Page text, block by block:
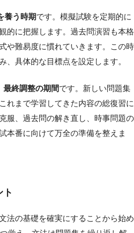
養う時期です。模擬試験を定期的に
的に把握します。過去問演習も本格
や難易度に慣れていきます。この時
、具体的な目標点を設定します。
最終調整の期間です。新しい問題集
れまで学習してきた内容の総復習に
服、過去問の解き直し、時事問題の
本番に向けて万全の準備を整えま
ト
法の基礎を確実にすることから始め